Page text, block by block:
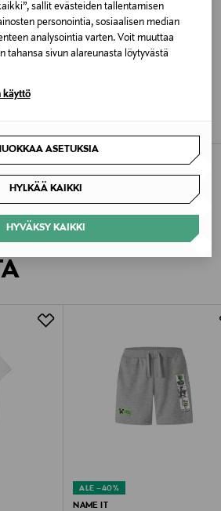
sallit evästeiden tallentamisen
personointia, sosiaalisen median
analysointia varten. Voit muuttaa
tahansa sivun alareunasta löytyvästä
käyttö
ASETUKSIA
HYLKÄÄ KAIKKI
HYVÄKSY KAIKKI
BV
lasten t-paita,
ALE –40%
NAME IT